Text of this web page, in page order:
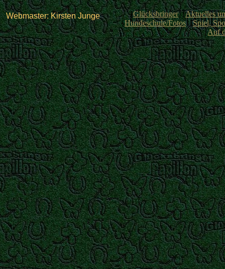
Webmaster: Kirsten Junge [Glücksbringer] [Aktuelles
[Hundeschule/Fotos] [Spiel,
[Auf